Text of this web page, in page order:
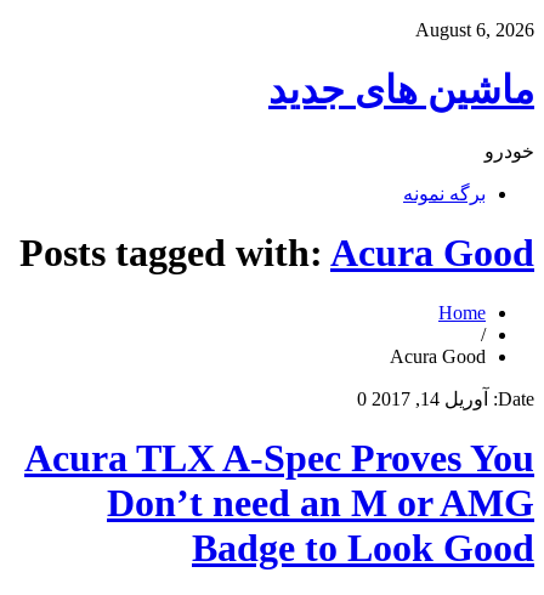
August 6, 2026
ماشین های جدید
خودرو
برگه نمونه
Posts tagged with: Acura Good
Home
/
Acura Good
Date: آوریل 14, 2017 0
Acura TLX A-Spec Proves You
Don’t need an M or AMG
Badge to Look Good